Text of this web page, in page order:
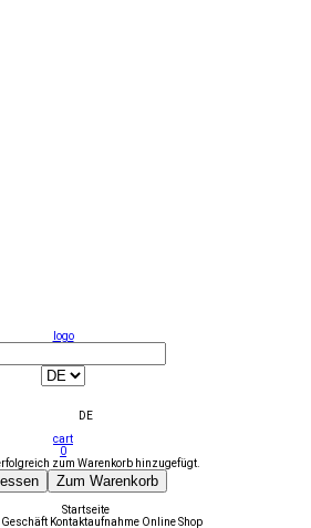
logo
DE
cart
0
zum Warenkorb hinzugefügt.
Zum Warenkorb
Startseite
Geschäft Kontaktaufnahme Online Shop